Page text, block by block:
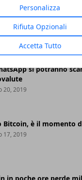
Personalizza
Rifiuta Opzionali
Accetta Tutto
abbandona
20, 2019
si potranno
20, 2019
Bitcoin, è il momento
17, 2019